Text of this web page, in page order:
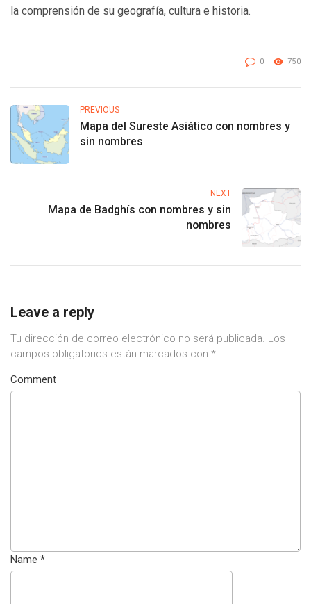
la comprensión de su geografía, cultura e historia.
0 750
PREVIOUS
Mapa del Sureste Asiático con nombres y
sin nombres
NEXT
Mapa de Badghís con nombres y sin
nombres
Leave a reply
Tu dirección de correo electrónico no será publicada. Los
campos obligatorios están marcados con *
Comment
Name *